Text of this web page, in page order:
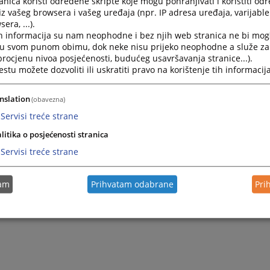
spisa vrši se u vremenu od 07:30 do 13:00
sudskih spisa potrebno je odobrenje sudije.
sudskih spisa plaća se sudska taksa.
vašeg browsera i vašeg uređaja (npr. IP adresa uređaja,
...).
informacija su nam neophodne i bez njih web stranica ne bi
svom punom obimu, dok neke nisu prijeko neophodne a služe
nivoa posjećenosti, budućeg usavršavanja stranice...).
možete dozvoliti ili uskratiti pravo na korištenje tih
(obavezna)
Servisi treće strane
o posjećenosti stranica
Servisi treće strane
Prihvatam odabrane